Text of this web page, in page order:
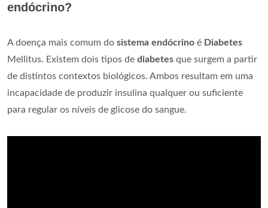
endócrino?
A doença mais comum do sistema endócrino é Diabetes
Mellitus. Existem dois tipos de diabetes que surgem a partir
de distintos contextos biológicos. Ambos resultam em uma
incapacidade de produzir insulina qualquer ou suficiente
para regular os níveis de glicose do sangue.